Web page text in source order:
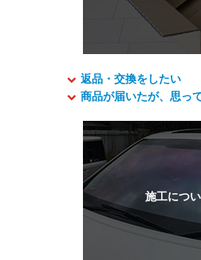
返品・交換をしたい
商品が届いたが、思っ